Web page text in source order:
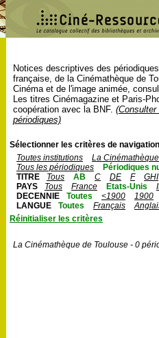
Notices descriptives des
française, de la Cinémathèque de
Cinéma et de l'image animée,
Les titres Cinémagazine et Paris-
coopération avec la BNF.
périodiques)
Sélectionner les critères de
Toutes institutions
La
Tous les périodiques
Périodiques
TITRE
Tous AB C DE F
GHI
PAYS
Tous France Etats-Unis
DECENNIE
Toutes <1900
1900
LANGUE
Toutes Français
Réinitialiser les critères
La Cinémathèque de Toulouse - 0